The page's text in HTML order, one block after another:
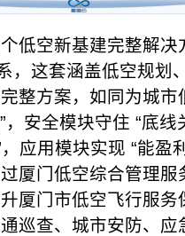
低空新基建完整解
，这套涵盖低空规划
整方案，如同为城市
安全模块守住 “底线
应用模块实现 “能盈
厦门低空综合管理
厦门市低空飞行服
巡查、城市安防、